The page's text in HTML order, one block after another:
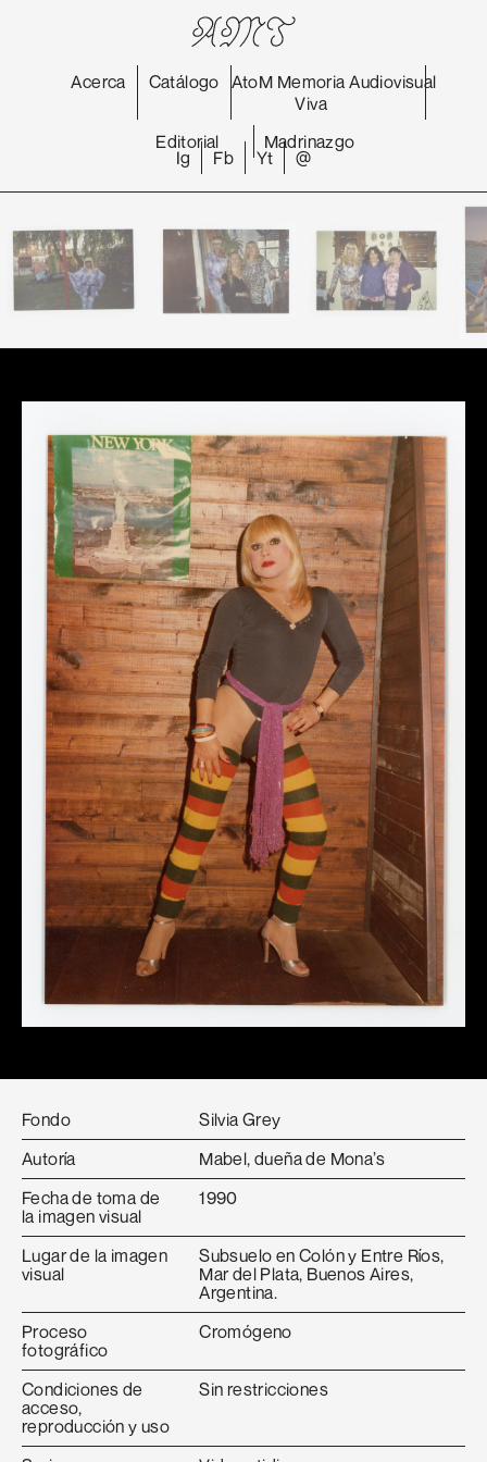
Acerca Catálogo AtoM Memoria
Viva
Audiovisual
Editorial Madrinazgo
Ig Fb Yt @
Fondo
Silvia Grey
Autoría
Mabel, dueña de Mona’s
Fecha de toma de
la imagen visual
1990
Lugar de la imagen
visual
Subsuelo en Colón y Entre Ríos,
Mar del Plata, Buenos Aires,
Argentina.
Proceso
fotográfico
Cromógeno
Condiciones de
acceso,
reproducción y uso
Sin restricciones